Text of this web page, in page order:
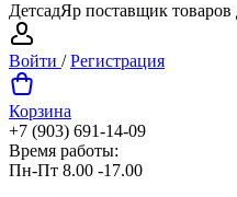
ДетсадЯр поставщик
Войти /Регистрация
Корзина
+7 (903) 691-14-09
Время работы:
Пн-Пт 8.00 -17.00